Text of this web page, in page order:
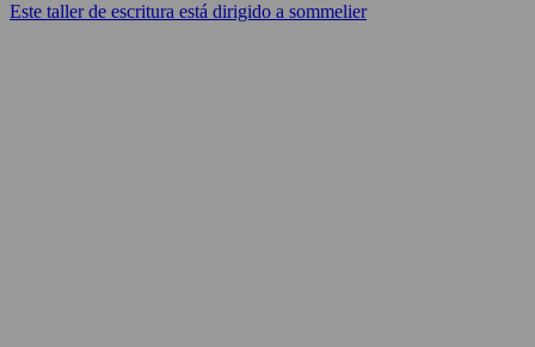
Este taller de escritura está dirigido a sommelier